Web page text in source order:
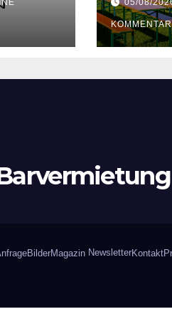
BilderMagazin NewsletterKontakt